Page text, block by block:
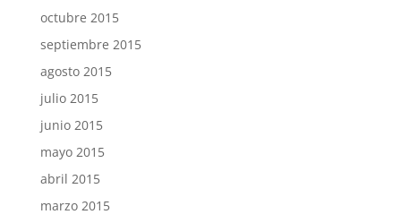
octubre 2015
septiembre 2015
agosto 2015
julio 2015
junio 2015
mayo 2015
abril 2015
marzo 2015